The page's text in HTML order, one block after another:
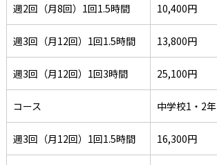
週2回（月8回）1回1.5時間 10,400円
週3回（月12回）1回1.5時間 13,800円
週3回（月12回）1回3時間 25,100円
コース 中学校1・2年
週3回（月12回）1回1.5時間 16,300円